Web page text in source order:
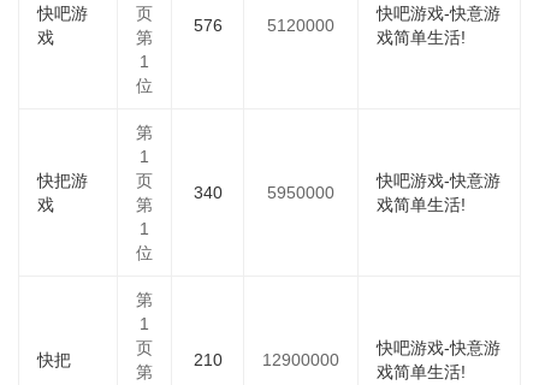
快吧游
戏
页
第
1
位
576 5120000
快吧游戏-快意游
戏简单生活!
快把游
戏
第
1
页
第
1
位
340 5950000
快吧游戏-快意游
戏简单生活!
快把
第
1
页
第
210 12900000
快吧游戏-快意游
戏简单生活!